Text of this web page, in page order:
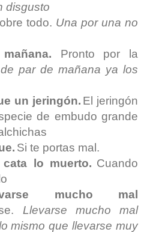
disgusto
todo. Una por una no
Pronto por la
par de mañana ya los
un jeringón. El jeringón
de embudo grande
Si te portas mal.
lo muerto. Cuando
mucho mal
Llevarse mucho mal
mismo que llevarse muy